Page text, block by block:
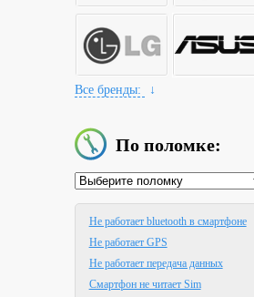
Все бренды: ↓
По поломке:
Не работает bluetooth в смартфоне
Не работает GPS
Не работает передача данных
Смартфон не читает Sim